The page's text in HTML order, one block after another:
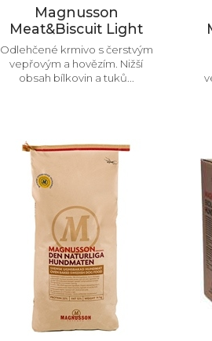
Magnusson
Meat&Biscuit Light
Odlehčené krmivo s čerstvým
vepřovým a hovězím. Nižší
obsah bílkovin a tuků...